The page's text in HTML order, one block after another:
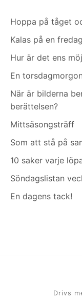
Hoppa på tåget
Kalas på en fredag
Hur är det ens
En
När är bilderna
berättelsen?
Mittsäsongsträff
Som att stå på
10 saker varje
Söndagslistan
En dagens tack!
Drivs